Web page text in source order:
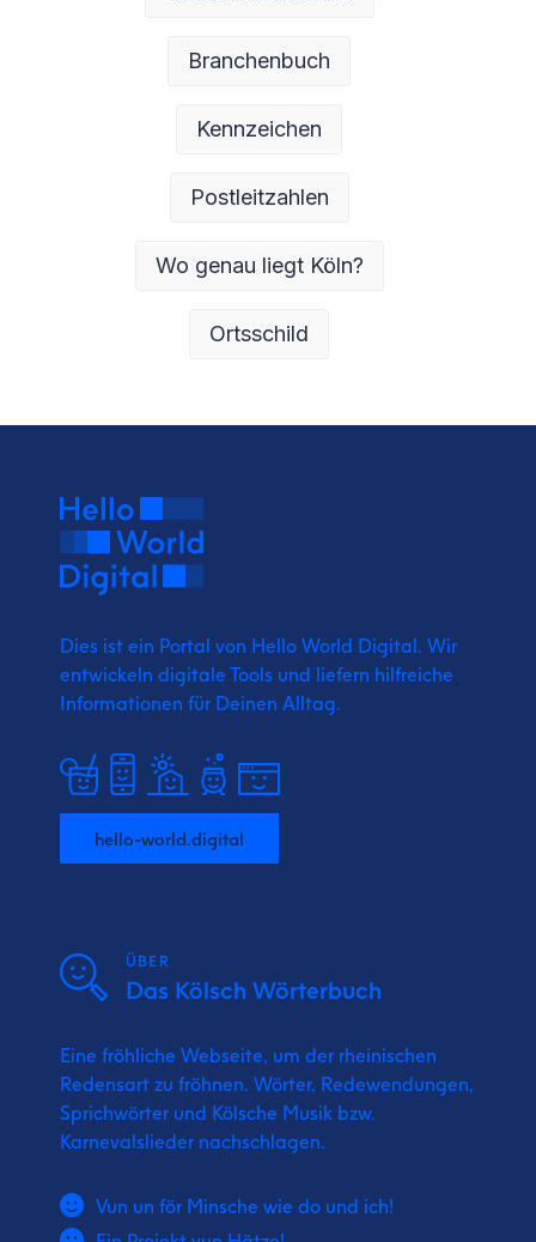
Branchenbuch
Kennzeichen
Postleitzahlen
Wo genau liegt Köln?
Ortsschild
Dies ist ein Portal von Hello World Digital. Wir
entwickeln digitale Tools und liefern hilfreiche
Informationen für Deinen Alltag.
hello-world.digital
ÜBER
Das Kölsch Wörterbuch
Eine fröhliche Webseite, um der rheinischen
Redensart zu fröhnen. Wörter, Redewendungen,
Sprichwörter und Kölsche Musik bzw.
Karnevalslieder nachschlagen.
Vun un för Minsche wie do und ich!